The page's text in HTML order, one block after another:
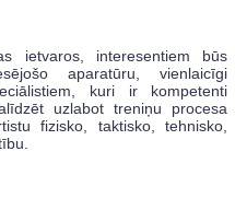
ietvaros, interesentiem būs
aparatūru, vienlaicīgi
kuri ir kompetenti
uzlabot treniņu procesa
fizisko, taktisko, tehnisko,